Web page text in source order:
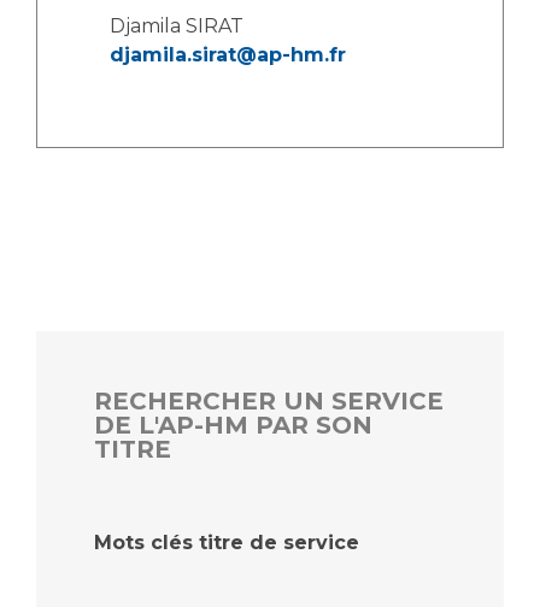
Djamila SIRAT
djamila.sirat@ap-hm.fr
RECHERCHER UN SERVICE
DE L'AP-HM PAR SON
TITRE
Mots clés titre de service